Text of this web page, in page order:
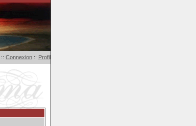
:: Connexion :: Profil